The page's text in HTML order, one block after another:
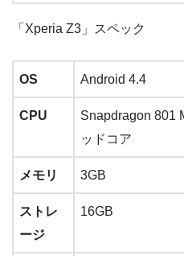
「Xperia Z3」スペック
OS Android 4.4
CPU
Snapdragon 801
ッドコア
メモリ 3GB
ストレ
ージ
16GB